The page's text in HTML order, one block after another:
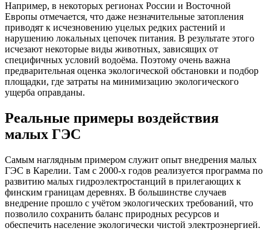
Например, в некоторых регионах России и Восточной
Европы отмечается, что даже незначительные затопления
приводят к исчезновению уцелых редких растений и
нарушению локальных цепочек питания. В результате этого
исчезают некоторые виды животных, зависящих от
специфичных условий водоёма. Поэтому очень важна
предварительная оценка экологической обстановки и подбор
площадки, где затраты на минимизацию экологического
ущерба оправданы.
Реальные примеры воздействия
малых ГЭС
Самым наглядным примером служит опыт внедрения малых
ГЭС в Карелии. Там с 2000-х годов реализуется программа по
развитию малых гидроэлектростанций в прилегающих к
финским границам деревнях. В большинстве случаев
внедрение прошло с учётом экологических требований, что
позволило сохранить баланс природных ресурсов и
обеспечить население экологически чистой электроэнергией.